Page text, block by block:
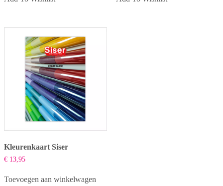
Kleurenkaart Siser
€ 13,95
Toevoegen aan winkelwagen